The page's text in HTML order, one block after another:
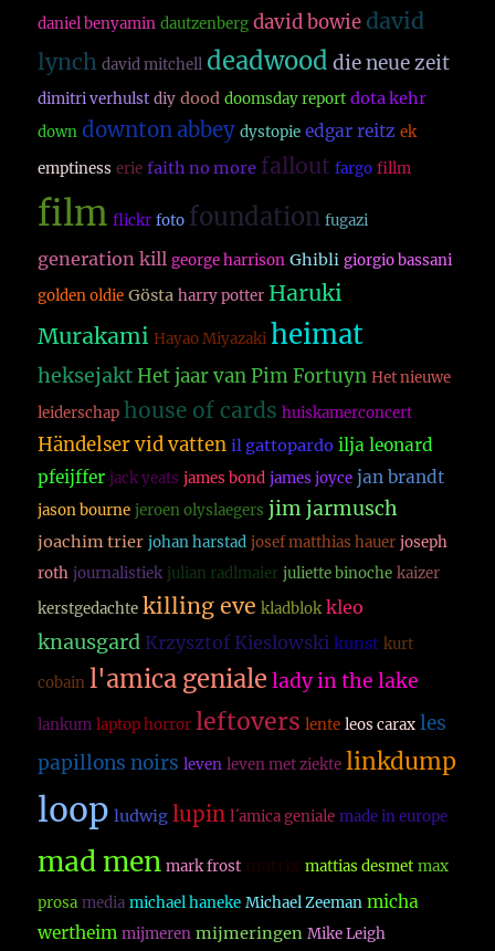
daniel benyamin dautzenberg david bowie david
lynch david mitchell deadwood die neue zeit
dimitri verhulst diy dood doomsday report dota kehr
down downton abbey dystopie edgar reitz ek
emptiness erie faith no more fallout fargo fillm
film flickr foto foundation fugazi
generation kill george harrison Ghibli giorgio bassani
golden oldie Gösta harry potter Haruki
Murakami Hayao Miyazaki heimat
heksejakt Het jaar van Pim Fortuyn Het nieuwe
leiderschap house of cards huiskamerconcert
Händelser vid vatten il gattopardo ilja leonard
pfeijffer jack yeats james bond james joyce jan brandt
jason bourne jeroen olyslaegers jim jarmusch
joachim trier johan harstad josef matthias hauer joseph
roth journalistiek julian radlmaier juliette binoche kaizer
kerstgedachte killing eve kladblok kleo
knausgard Krzysztof Kieslowski kunst kurt
cobain l'amica geniale lady in the lake
lankum laptop horror leftovers lente leos carax les
papillons noirs leven leven met ziekte linkdump
loop ludwig lupin l´amica geniale made in europe
mad men mark frost matrix mattias desmet max
prosa media michael haneke Michael Zeeman micha
wertheim mijmeren mijmeringen Mike Leigh